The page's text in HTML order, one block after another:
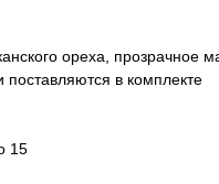
ореха, прозрачное
поставляются в комплекте
15